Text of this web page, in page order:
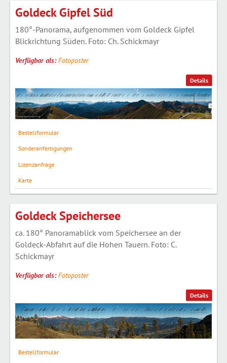
Details
Goldeck Gipfel Süd
180°-Panorama, aufgenommen vom Goldeck Gipfel
Blickrichtung Süden. Foto: Ch. Schickmayr
Verfügbar als:Fotoposter
Bestellformular
Sonderanfertigungen
Lizenzanfrage
Karte
Details
Goldeck Speichersee
ca. 180° Panoramablick vom Speichersee an der
Goldeck-Abfahrt auf die Hohen Tauern. Foto: C.
Schickmayr
Verfügbar als:Fotoposter
Bestellformular